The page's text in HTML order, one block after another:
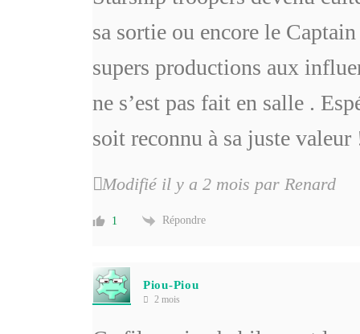
sa sortie ou encore le
supers productions aux
ne s’est pas fait en salle .
soit reconnu à sa juste valeur
Modifié il y a 2 mois par Renard
1 Répondre
Piou-Piou
2 mois